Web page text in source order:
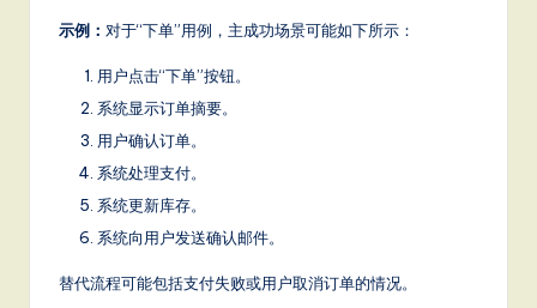
o示例： 对于“下单”用例，主成功场景可能如下所示：
用户点击“下单”按钮。
系统显示订单摘要。
用户确认订单。
系统处理支付。
系统更新库存。
系统向用户发送确认邮件。
替代流程可能包括支付失败或用户取消订单的情况。